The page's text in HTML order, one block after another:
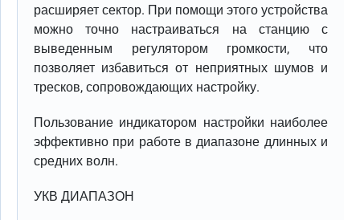
расширяет сектор. При помощи этого устройства
можно точно настраиваться на станцию с
выведенным регулятором громкости, что
позволяет избавиться от неприятных шумов и
тресков, сопровождающих настройку.
Пользование индикатором настройки наиболее
эффективно при работе в диапазоне длинных и
средних волн.
УКВ ДИАПАЗОН